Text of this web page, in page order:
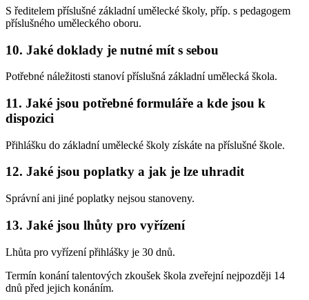
S ředitelem příslušné základní umělecké školy, příp. s pedagogem
příslušného uměleckého oboru.
10. Jaké doklady je nutné mít s sebou
Potřebné náležitosti stanoví příslušná základní umělecká škola.
11. Jaké jsou potřebné formuláře a kde jsou k
dispozici
Přihlášku do základní umělecké školy získáte na příslušné škole.
12. Jaké jsou poplatky a jak je lze uhradit
Správní ani jiné poplatky nejsou stanoveny.
13. Jaké jsou lhůty pro vyřízení
Lhůta pro vyřízení přihlášky je 30 dnů.
Termín konání talentových zkoušek škola zveřejní nejpozději 14
dnů před jejich konáním.